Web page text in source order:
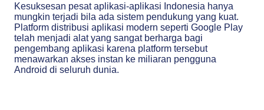
Kesuksesan pesat aplikasi-aplikasi Indonesia hanya
mungkin terjadi bila ada sistem pendukung yang kuat.
Platform distribusi aplikasi modern seperti Google Play
telah menjadi alat yang sangat berharga bagi
pengembang aplikasi karena platform tersebut
menawarkan akses instan ke miliaran pengguna
Android di seluruh dunia.